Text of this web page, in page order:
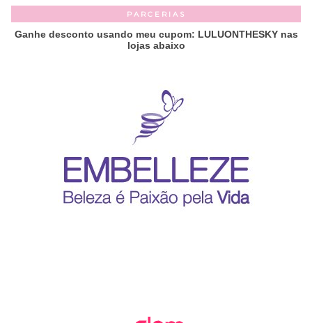
PARCERIAS
Ganhe desconto usando meu cupom: LULUONTHESKY nas
lojas abaixo